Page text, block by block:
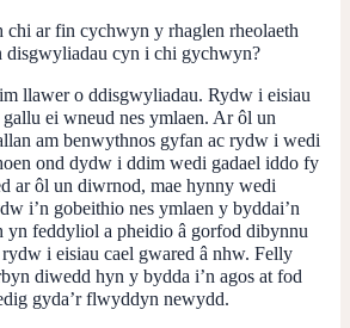
ar fin cychwyn y rhaglen rheolaeth
disgwyliadau cyn i chi gychwyn?
llawer o ddisgwyliadau. Rydw i eisiau
ei wneud nes ymlaen. Ar ôl un
am benwythnos gyfan ac rydw i wedi
ond dydw i ddim wedi gadael iddo fy
ar ôl un diwrnod, mae hynny wedi
i’n gobeithio nes ymlaen y byddai’n
yn feddyliol a pheidio â gorfod dibynnu
i eisiau cael gwared â nhw. Felly
diwedd hyn y bydda i’n agos at fod
gyda’r flwyddyn newydd.